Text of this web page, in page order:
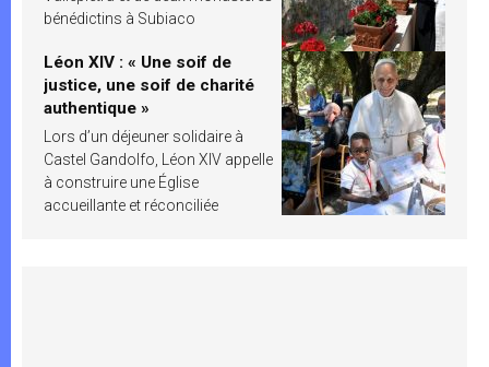
bénédictins à Subiaco
Léon XIV : « Une soif de
justice, une soif de charité
authentique »
Lors d’un déjeuner solidaire à
Castel Gandolfo, Léon XIV appelle
à construire une Église
accueillante et réconciliée